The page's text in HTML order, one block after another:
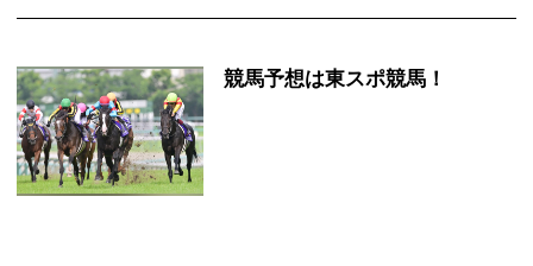
競馬予想は東スポ競馬！